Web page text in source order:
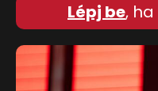
Lépj be,